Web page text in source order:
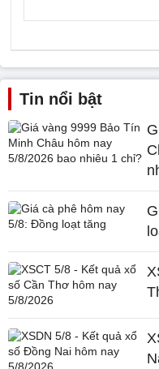
Tin nổi bật